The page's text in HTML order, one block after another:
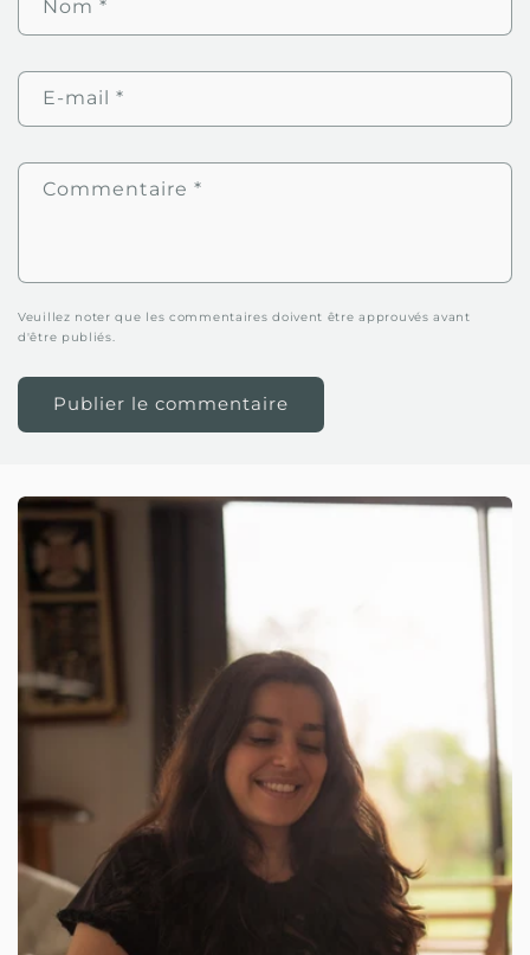
Nom *
E-mail *
Commentaire *
Veuillez noter que les commentaires doivent être approuvés avant
d'être publiés.